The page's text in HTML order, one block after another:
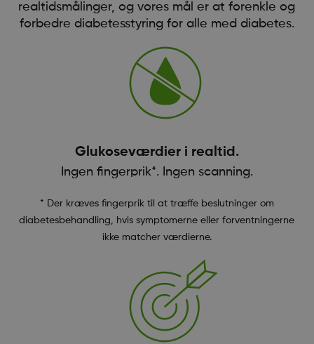
realtidsmålinger, og vores mål er at forenkle og
forbedre diabetesstyring for alle med diabetes.
Glukoseværdier i realtid.
Ingen fingerprik*. Ingen scanning.
* Der kræves fingerprik til at træffe beslutninger om
diabetesbehandling, hvis symptomerne eller forventningerne
ikke matcher værdierne.